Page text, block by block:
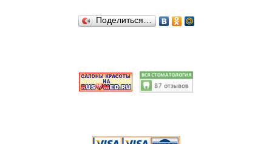
Поделиться…